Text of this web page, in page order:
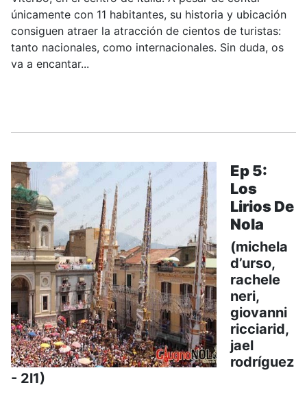
únicamente con 11 habitantes, su historia y ubicación
consiguen atraer la atracción de cientos de turistas:
tanto nacionales, como internacionales. Sin duda, os
va a encantar...
Ep 5:
Los
Lirios De
Nola
(michela
d’urso,
rachele
neri,
giovanni
ricciarid,
jael
rodríguez
- 2l1)